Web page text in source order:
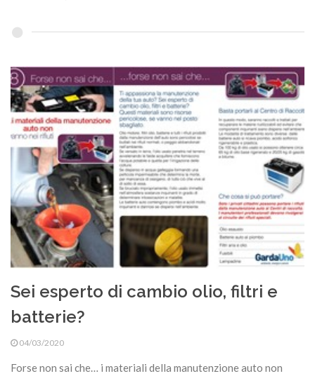
Sei esperto di cambio olio, filtri e
batterie?
04/03/2020
Forse non sai che… i materiali della manutenzione auto non